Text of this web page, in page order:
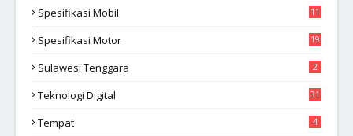
Spesifikasi Mobil 11
Spesifikasi Motor 19
Sulawesi Tenggara 2
Teknologi Digital 31
Tempat 4